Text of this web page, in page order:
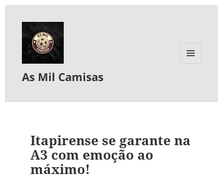
As Mil Camisas
Itapirense se garante na
A3 com emoção ao
máximo!